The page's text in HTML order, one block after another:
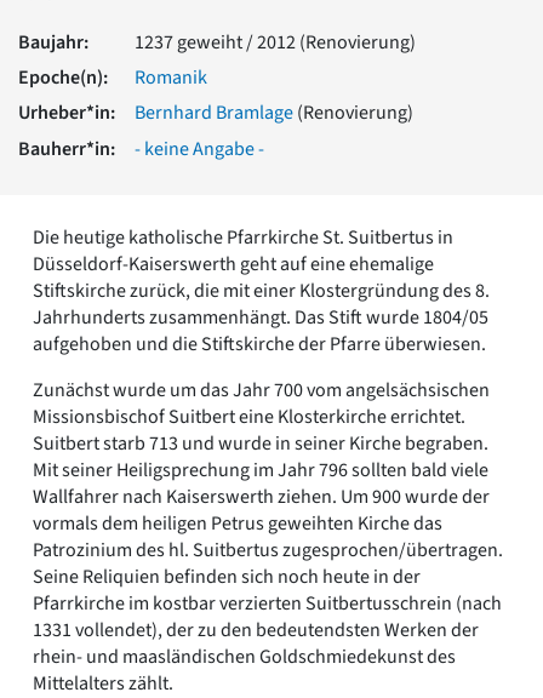
Vorromanik
Römische Antike
Über uns
Über baukunst-nrw
Kontakt
Impressum
Datenschutz
Suchbegriff eingeben
Baujahr:
1237 geweiht / 2012 (Renovierung)
Epoche(n):
Romanik
Urheber*in:
Bernhard Bramlage(Renovierung)
Bauherr*in:
- keine Angabe -
Die heutige katholische Pfarrkirche St. Suitbertus in
Düsseldorf-Kaiserswerth geht auf eine ehemalige
Stiftskirche zurück, die mit einer Klostergründung des 8.
Jahrhunderts zusammenhängt. Das Stift wurde 1804/05
aufgehoben und die Stiftskirche der Pfarre überwiesen.
Zunächst wurde um das Jahr 700 vom angelsächsischen
Missionsbischof Suitbert eine Klosterkirche errichtet.
Suitbert starb 713 und wurde in seiner Kirche begraben.
Mit seiner Heiligsprechung im Jahr 796 sollten bald viele
Wallfahrer nach Kaiserswerth ziehen. Um 900 wurde der
vormals dem heiligen Petrus geweihten Kirche das
Patrozinium des hl. Suitbertus zugesprochen/übertragen.
Seine Reliquien befinden sich noch heute in der
Pfarrkirche im kostbar verzierten Suitbertusschrein (nach
1331 vollendet), der zu den bedeutendsten Werken der
rhein- und maasländischen Goldschmiedekunst des
Mittelalters zählt.